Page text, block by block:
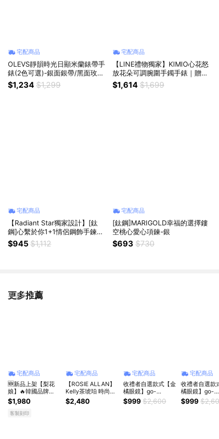
宅配商品
OLEVS靜韻時光日顯米蘭錶帶手
錶(2色可選)-銀面銀帶/黑面玫金
框黑帶
$1,234 $1,299
宅配商品
【LINE禮物獨家】KIMIO心花怒
放花朵可調腕圍手鐲手錶｜贈經
典手錶禮盒
$1,614 $1,699
宅配商品
【Radiant Star獨家設計】[鈦
鋼]心繫於你1+1情侶鋼飾手鍊二
入禮盒組 情人節禮物
$945 $1,112
宅配商品
[鈦鋼]MARIGOLD幸福的選擇鏤
空桃心愛心項鍊-銀
$693 $730
更多推薦
看更多
宅配商品
🆕新品上架【梨花
娘】🔥韓國品牌
Reclow折疊式輕巧
太陽眼鏡附圓形收納
掛包(5色)💖 生日禮
$1,980
客製刻印
宅配商品
【ROSIE ALLAN】
Kelly茶琥珀 時尚墨
鏡｜方型黑色琥珀鏡
框呈現色澤多變🔥
$2,480
宅配商品
收禮者自選款式【金
橘眼鏡】go-
getter4010(4色)韓
國小眾品牌度假墨鏡
$999 $2,600
宅配商品
收禮者自選款
橘眼鏡】go-
getter4009(3
國小眾品牌度
$999